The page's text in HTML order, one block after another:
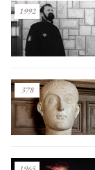
1992
378